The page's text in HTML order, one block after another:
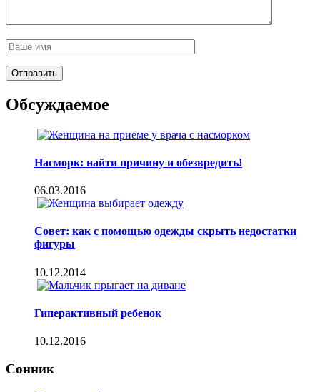
Обсуждаемое
Насморк: найти причину и обезвредить!
06.03.2016
Совет: как с помощью одежды скрыть недостатки
фигуры
10.12.2014
Гиперактивный ребенок
10.12.2016
Сонник